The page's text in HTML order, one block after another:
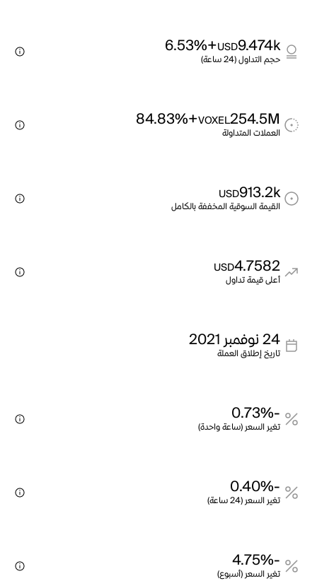
9.474k
USD
+6.53%
حجم التداول (24 ساعة)
254.5M
VOXEL
+84.83%
العملات المتداولة
913.2k
USD
القيمة السوقية المخففة بالكامل
4.7582
USD
أعلى قيمة تداول
24 نوفمبر 2021
تاريخ إطلاق العملة
-0.73%
تغير السعر (ساعة واحدة)
-0.40%
تغير السعر (24 ساعة)
-4.75%
تغير السعر (أسبوع)